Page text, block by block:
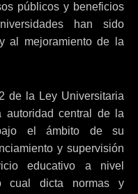
públicos y beneficios
han sido
al mejoramiento de la
de la Ley Universitaria
central de la
el ámbito de su
y supervisión
educativo a nivel
cual dicta normas y